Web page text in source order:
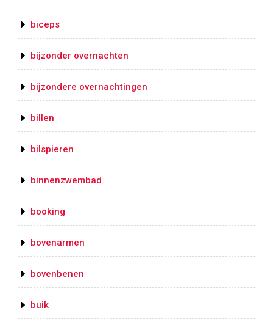
biceps
bijzonder overnachten
bijzondere overnachtingen
billen
bilspieren
binnenzwembad
booking
bovenarmen
bovenbenen
buik